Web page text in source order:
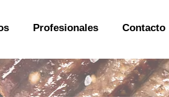
Profesionales Contacto